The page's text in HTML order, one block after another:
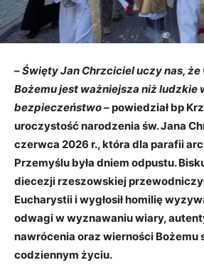
–Święty Jan Chrzciciel uczy nas, że
Bożemu jest ważniejsza niż ludzkie
bezpieczeństwo –powiedział bp
uroczystość narodzenia św. Jana
czerwca 2026 r., która dla parafii
Przemyślu była dniem odpustu.
diecezji rzeszowskiej
Eucharystii i wygłosił homilię
odwagi w wyznawaniu wiary,
nawrócenia oraz wierności Bożemu
codziennym życiu.